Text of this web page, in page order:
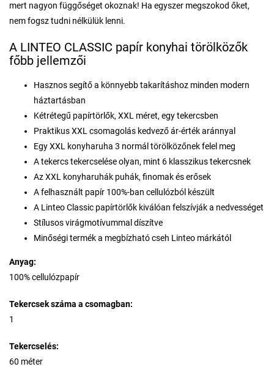
mert nagyon függőséget okoznak! Ha egyszer megszokod őket,
nem fogsz tudni nélkülük lenni.
A LINTEO CLASSIC papír konyhai törölközők
főbb jellemzői
Hasznos segítő a könnyebb takarításhoz minden modern
háztartásban
Kétrétegű papírtörlők, XXL méret, egy tekercsben
Praktikus XXL csomagolás kedvező ár-érték aránnyal
Egy XXL konyharuha 3 normál törölközőnek felel meg
A tekercs tekercselése olyan, mint 6 klasszikus tekercsnek
Az XXL konyharuhák puhák, finomak és erősek
A felhasznált papír 100%-ban cellulózból készült
A Linteo Classic papírtörlők kiválóan felszívják a nedvességet
Stílusos virágmotívummal díszítve
Minőségi termék a megbízható cseh Linteo márkától
Anyag:
100% cellulózpapír
Tekercsek száma a csomagban:
1
Tekercselés:
60 méter